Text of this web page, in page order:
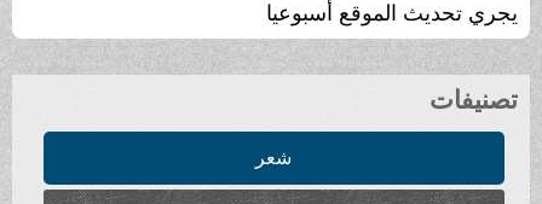
يجري تحديث الموقع أسبوعيا
تصنيفات
شعر